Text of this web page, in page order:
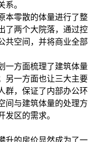
。
本零散的体量进行了整
了两个大院落，通过控
共空间，并将商业全部
一方面梳理了建筑体量
另一方面也让三大主要
群，保证了内部办公环
间与建筑体量的处理方
区的需求。